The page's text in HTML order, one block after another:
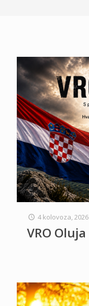
4 kolovoza, 2026
VRO Oluja